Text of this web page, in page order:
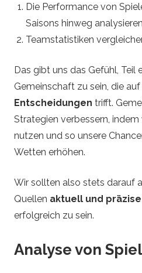
Die Performance von
Saisons hinweg
Teamstatistiken
Das gibt uns das Gefühl, Teil
Gemeinschaft zu sein, die auf
Entscheidungen trifft.
Strategien verbessern,
nutzen und so unsere
Wetten erhöhen.
Wir sollten also stets darauf
Quellen aktuell und präzise
erfolgreich zu sein.
Analyse von